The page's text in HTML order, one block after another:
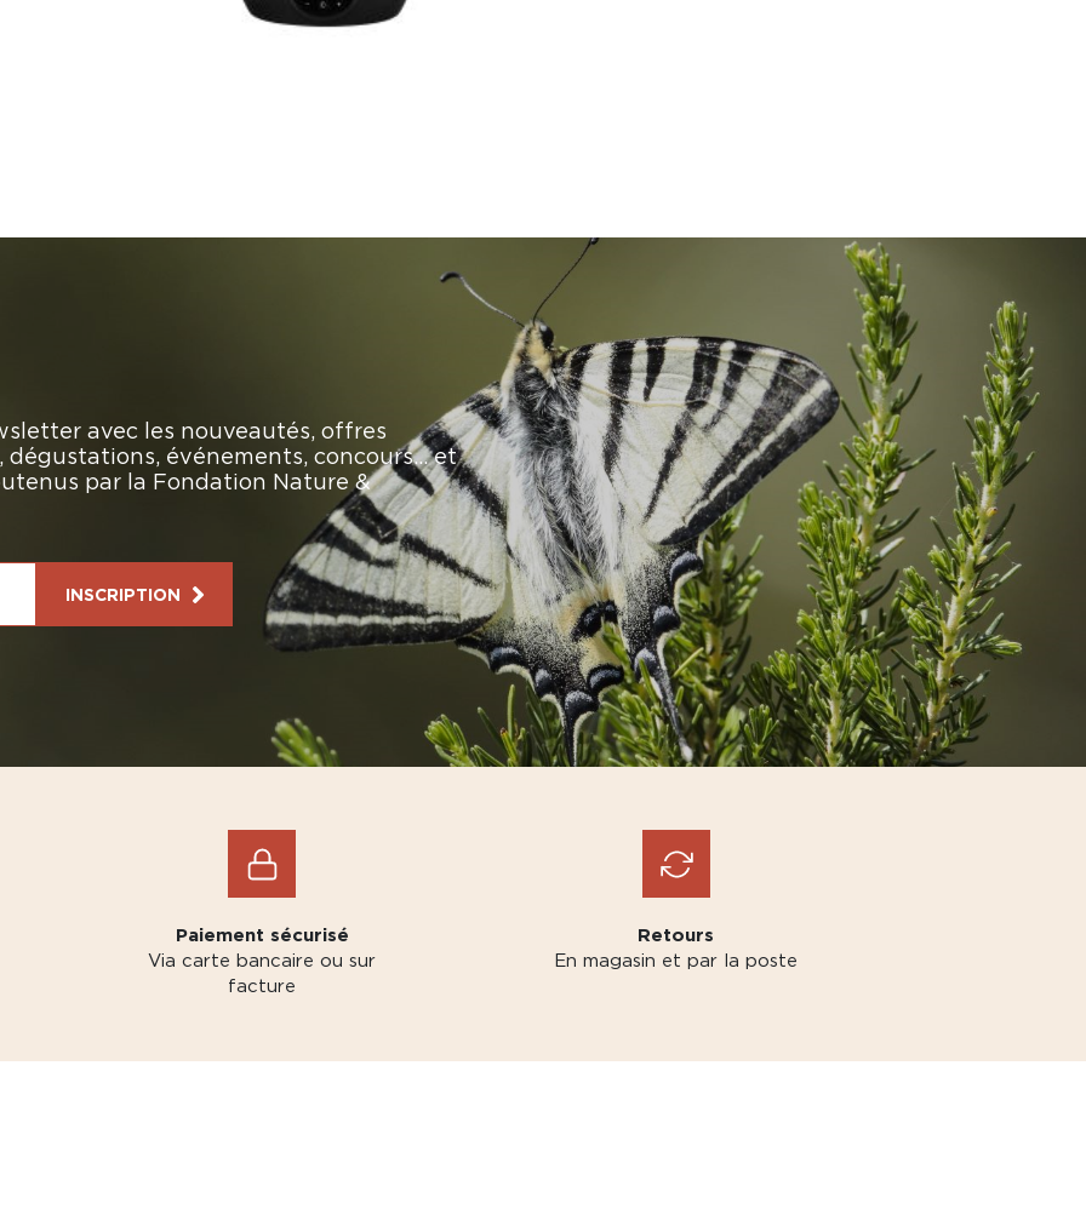
avec les nouveautés, offres
dégustations, événements, concours… et
par la Fondation Nature &
INSCRIPTION
Paiement sécurisé
Via carte bancaire ou sur
facture
Retours
En magasin et par la poste